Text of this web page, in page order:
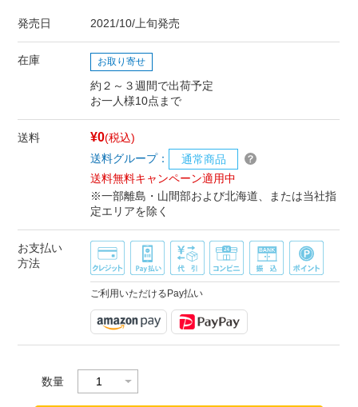
発売日 2021/10/上旬発売
在庫 お取り寄せ
約２～３週間で出荷予定
お一人様10点まで
送料 ¥0(税込)
送料グループ：
通常商品
送料無料キャンペーン適用中
※一部離島・山間部および北海道、または当社指
定エリアを除く
お支払い
方法
ご利用いただけるPay払い
数量